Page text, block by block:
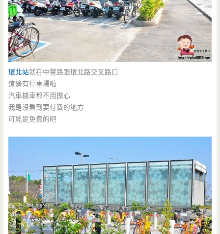
環北站就在中豐路跟環北路交叉路口
這邊有停車場啦
汽車機車都不用擔心
我是沒看到要付費的地方
可能是免費的吧